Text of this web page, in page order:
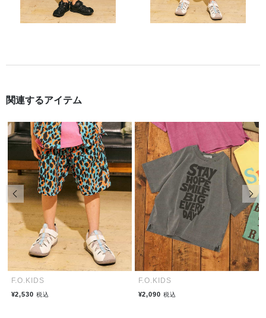
関連するアイテム
F.O.KIDS
¥2,530税込
F.O.KIDS
¥2,090税込
前の画像 次